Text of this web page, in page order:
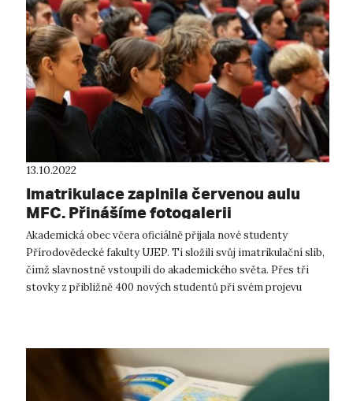
13.10.2022
Imatrikulace zaplnila červenou aulu
MFC. Přinášíme fotogalerii
Akademická obec včera oficiálně přijala nové studenty
Přírodovědecké fakulty UJEP. Ti složili svůj imatrikulační slib,
čímž slavnostně vstoupili do akademického světa. Přes tři
stovky z přibližně 400 nových studentů při svém projevu